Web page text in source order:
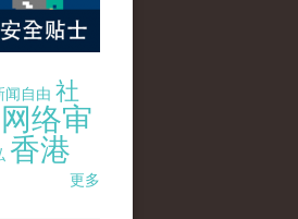
闻自由 社
网络审
香港
更多